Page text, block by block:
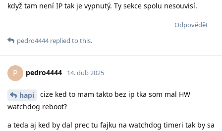
když tam není IP tak je vypnutý. Ty sekce spolu nesouvisí.
Odpovědět
pedro4444replied to this.
P pedro4444 14. dub 2025
hapi
cize ked to mam takto bez ip tka som mal HW
watchdog reboot?
a teda aj ked by dal prec tu fajku na watchdog timeri tak by sa